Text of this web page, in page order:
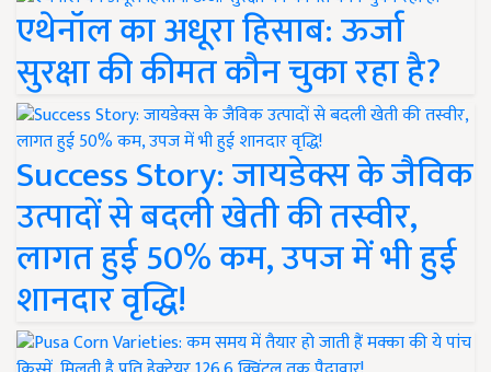
एथेनॉल का अधूरा हिसाब: ऊर्जा
सुरक्षा की कीमत कौन चुका रहा है?
Success Story: जायडेक्स के जैविक
उत्पादों से बदली खेती की तस्वीर,
लागत हुई 50% कम, उपज में भी हुई
शानदार वृद्धि!